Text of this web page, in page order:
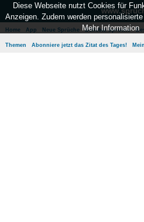
Home App Neue Sprüche Beliebte Sprüche
Themen Abonniere jetzt das Zitat des Tages!
Diese Webseite nutzt Cookies für
Anzeigen. Zudem werden
Mehr Information